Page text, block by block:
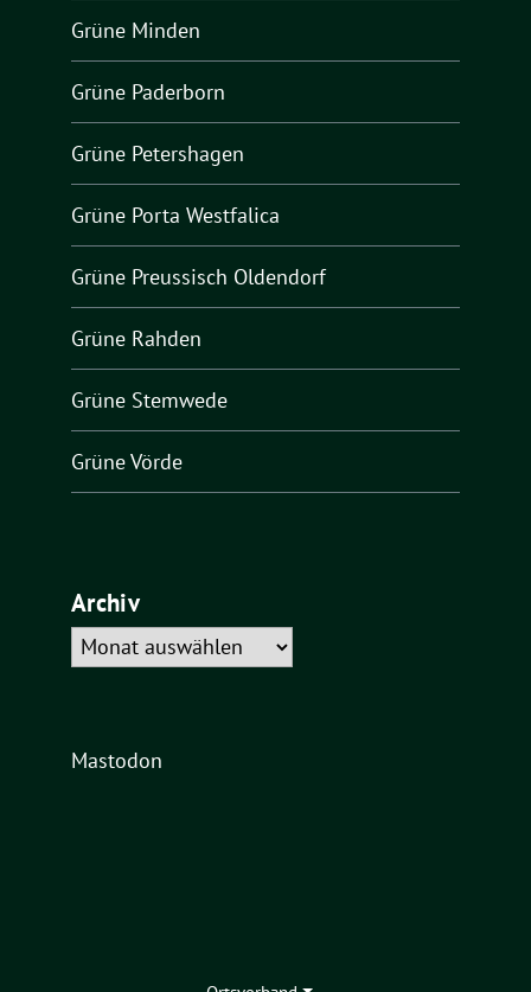
Grüne Minden
Grüne Paderborn
Grüne Petershagen
Grüne Porta Westfalica
Grüne Preussisch Oldendorf
Grüne Rahden
Grüne Stemwede
Grüne Vörde
Archiv
Archiv
Mastodon